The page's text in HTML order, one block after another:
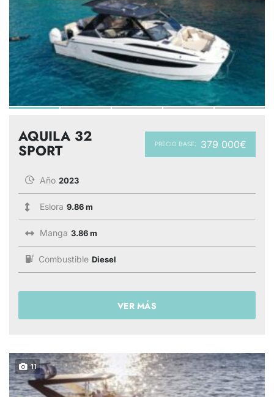
PRECIO BASE: 379 000€
AQUILA 32
SPORT
Año 2023
Eslora 9.86 m
Manga 3.86 m
Combustible Diesel
VER MÁS
11